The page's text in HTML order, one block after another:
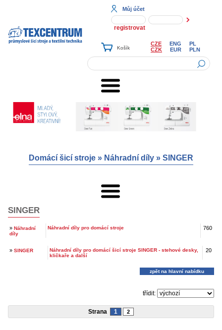
Můj účet
registrovat
CZE ENG
PL
CZK
EUR PLN
Domácí šicí stroje » Náhradní díly » SINGER
SINGER
» Náhradní
díly
Náhradní díly pro domácí stroje 760
» SINGER
Náhradní díly pro domácí šicí stroje SINGER - stehové desky,
kličkaře a další
20
zpět na hlavní nabídku
třídit:
Strana 1 2